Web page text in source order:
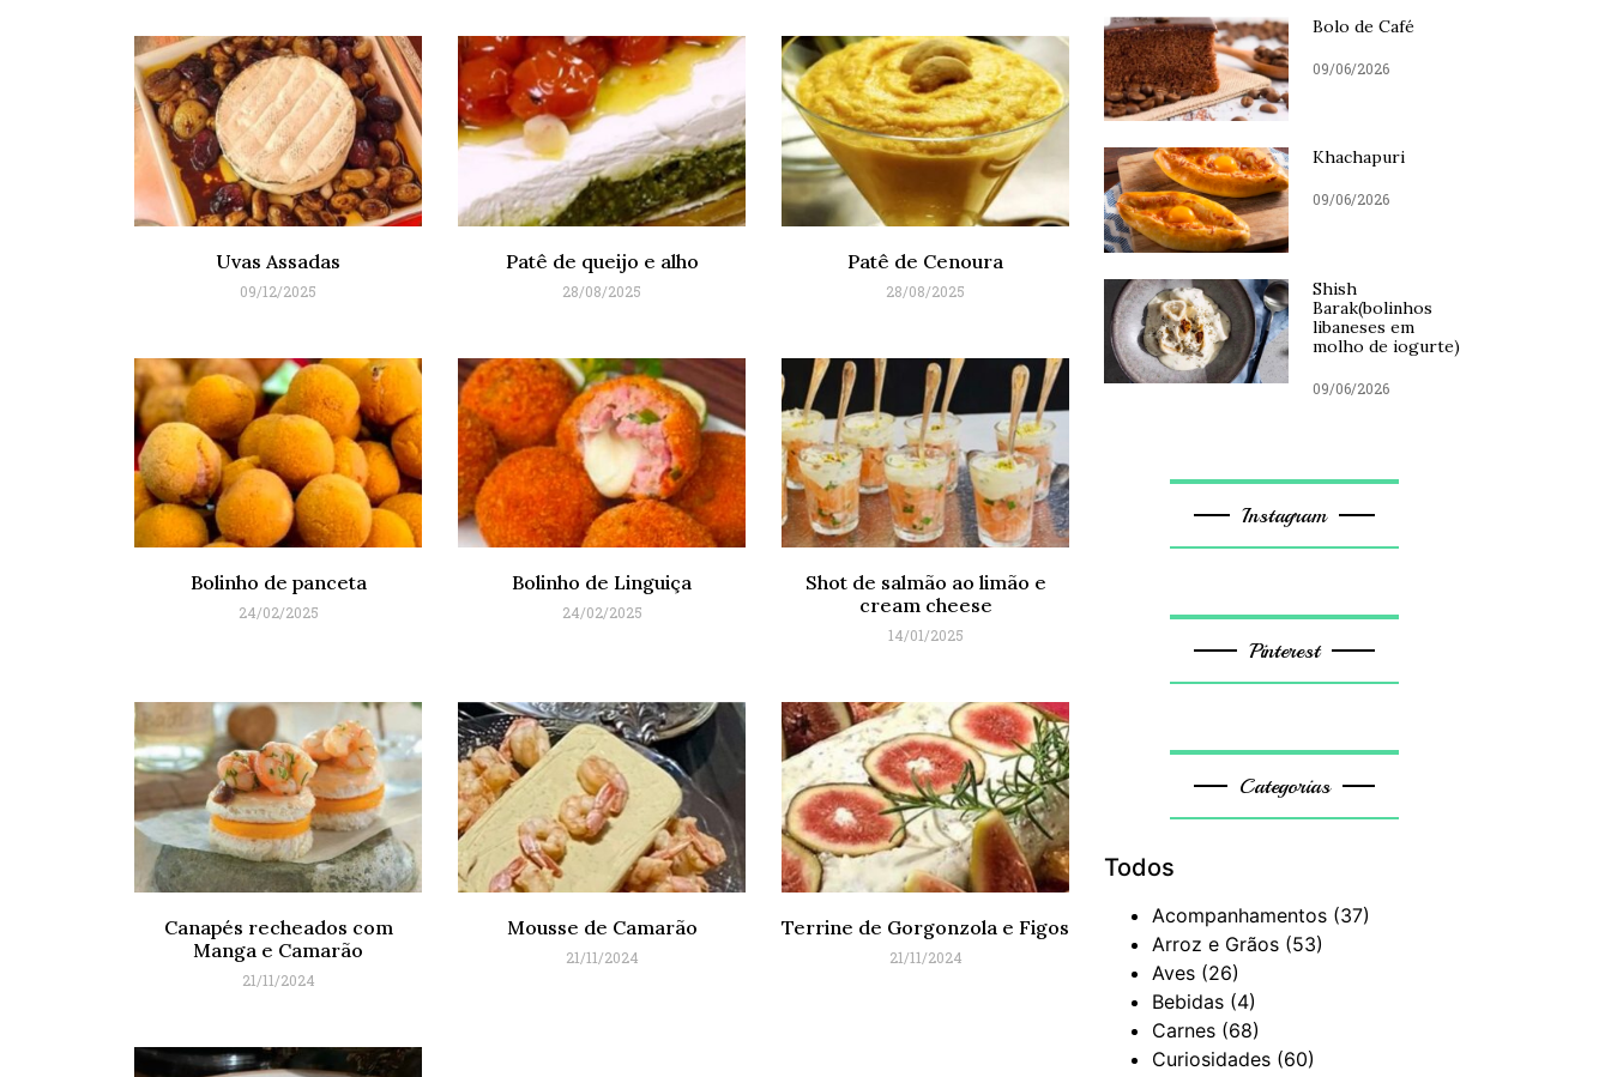
Uvas Assadas
09/12/2025
Patê de queijo e alho
28/08/2025
Patê de Cenoura
28/08/2025
Bolinho de panceta
24/02/2025
Bolinho de Linguiça
24/02/2025
Shot de salmão ao limão e
cream cheese
14/01/2025
Canapés recheados com
Manga e Camarão
21/11/2024
Mousse de Camarão
21/11/2024
Terrine de Gorgonzola e Figos
21/11/2024
Bolo de Café
09/06/2026
Khachapuri
09/06/2026
Shish
Barak(bolinhos
libaneses em
molho de iogurte)
09/06/2026
Instagram
Pinterest
Categorias
Todos
Acompanhamentos (37)
Arroz e Grãos (53)
Aves (26)
Bebidas (4)
Carnes (68)
Curiosidades (60)